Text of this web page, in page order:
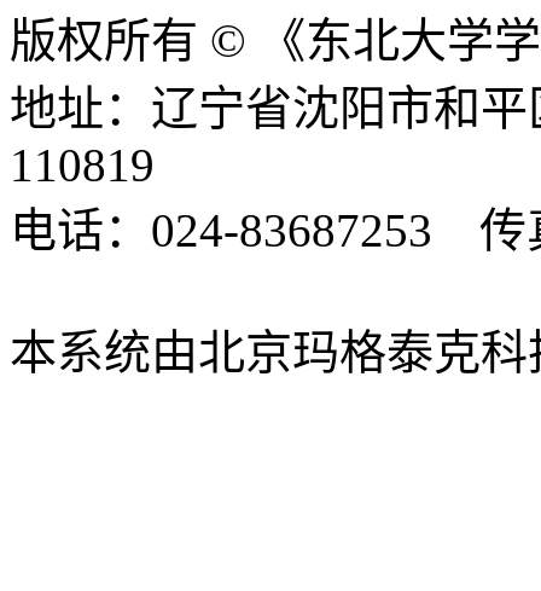
版权所有 © 《东北大学
地址：辽宁省沈阳市和
110819
电话：024-83687253
本系统由北京玛格泰克